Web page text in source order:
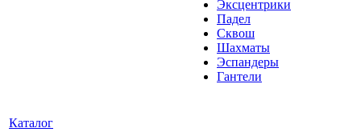
Эксцентрики
Падел
Сквош
Шахматы
Эспандеры
Гантели
Каталог